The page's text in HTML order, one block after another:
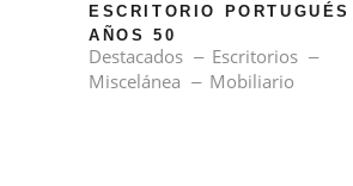
ESCRITORIO PORTUGUÉS
AÑOS 50
Destacados
Escritorios
Miscelánea
Mobiliario